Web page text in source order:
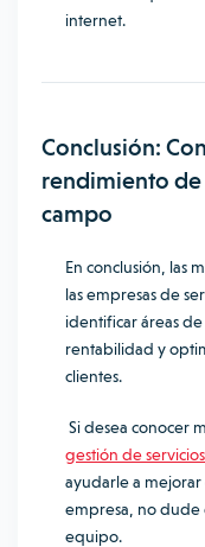
internet.
Conclusión:
rendimiento de
campo
En conclusión, las
las empresas de
identificar áreas
rentabilidad y
clientes.
Si desea conocer
gestión de
ayudarle a mejorar
empresa, no dude
equipo.